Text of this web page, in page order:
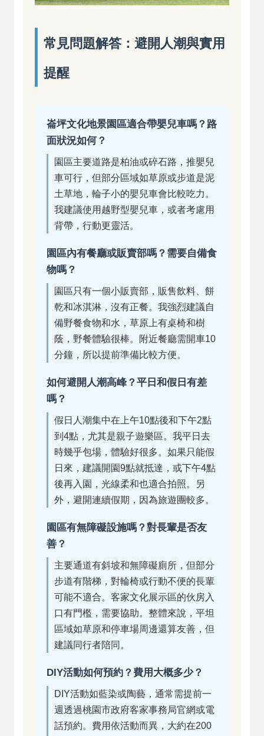
常見問題解答：避開人潮與實用
提醒
崙坪文化地景園區適合帶嬰兒車嗎？路
面狀況如何？
園區主要道路是柏油或碎石路，推嬰兒
車可行，但部分區域如草原或步道是泥
土草地，輪子小的嬰兒車會比較吃力。
我建議使用越野型嬰兒車，或者考慮用
背帶，行動更靈活。
園區內有餐廳或販賣部嗎？需要自備食
物嗎？
園區只有一個小販賣部，販售飲料、餅
乾和冰淇淋，沒有正餐。我強烈建議自
備野餐食物和水，草原上有桌椅和樹
蔭，野餐體驗很棒。附近餐廳需開車10
分鐘，所以提前準備比較方便。
如何避開人潮高峰？平日和假日有差
嗎？
假日人潮集中在上午10點後和下午2點
到4點，尤其是親子遊樂區。我平日去
時幾乎包場，體驗好很多。如果只能假
日來，建議開園9點就抵達，或下午4點
後再入園，光線柔和也適合拍照。另
外，避開連續假期，因為旅遊團較多。
園區有無障礙設施嗎？對長輩是否友
善？
主要通道有斜坡和無障礙廁所，但部分
步道有階梯，對輪椅或行動不便的長輩
可能不適合。客家文化展示區的伙房入
口有門檻，需要協助。整體來說，平坦
區域如草原和停車場周邊還算友善，但
建議同行者陪同。
DIY活動如何預約？費用大概多少？
DIY活動如藍染或陶藝，通常需提前一
週透過桃園市政府客家事務局官網或電
話預約。費用依活動而異，大約在200